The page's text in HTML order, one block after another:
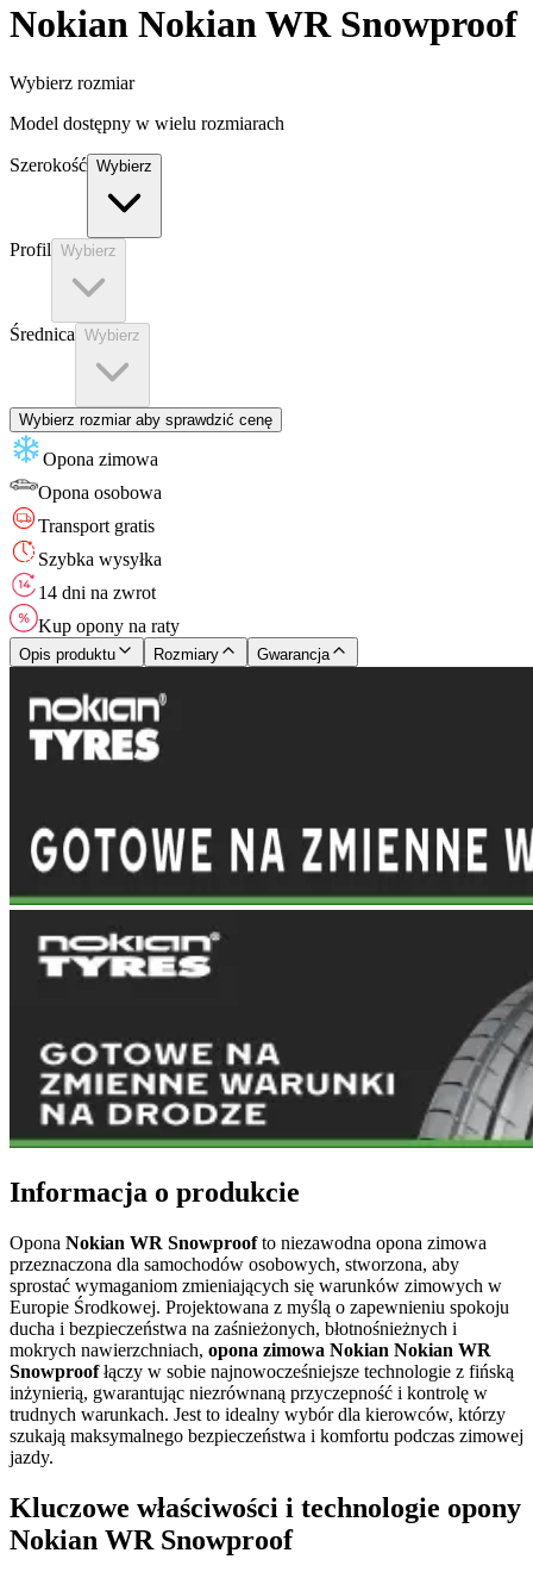
Nokian Nokian WR Snowproof
Wybierz rozmiar
Model dostępny w wielu rozmiarach
Szerokość Wybierz
Profil Wybierz
Średnica Wybierz
Wybierz rozmiar aby sprawdzić cenę
Opona zimowa
Opona osobowa
Transport gratis
Szybka wysyłka
14 dni na zwrot
Kup opony na raty
Opis produktu Rozmiary Gwarancja
Informacja o produkcie
Opona Nokian WR Snowproofto niezawodna opona zimowa
przeznaczona dla samochodów osobowych, stworzona, aby
sprostać wymaganiom zmieniających się warunków zimowych w
Europie Środkowej. Projektowana z myślą o zapewnieniu spokoju
ducha i bezpieczeństwa na zaśnieżonych, błotnośnieżnych i
mokrych nawierzchniach, opona zimowa Nokian Nokian WR
Snowproofłączy w sobie najnowocześniejsze technologie z fińską
inżynierią, gwarantując niezrównaną przyczepność i kontrolę w
trudnych warunkach. Jest to idealny wybór dla kierowców, którzy
szukają maksymalnego bezpieczeństwa i komfortu podczas zimowej
jazdy.
Kluczowe właściwości i technologie opony
Nokian WR Snowproof